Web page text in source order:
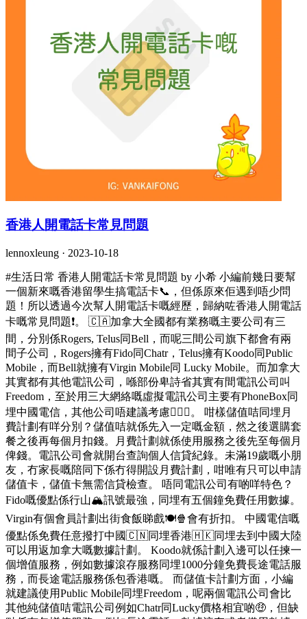
香港人開電話卡常見問題
lennoxleung · 2023-10-18
#生活日常 香港人開電話卡常見問題 by 小希 小編前幾日要幫
一個新來嘅香港留學生搞電話卡📞，但係原來佢遇到唔少問
題！所以透過今次幫人開電話卡嘅經歷，歸納咗香港人開電話
卡嘅常見問題❗️。 🇨🇦加拿大全國都有業務嘅主要公司有三
間，分別係Rogers, Telus同Bell，而呢三間公司旗下都會有兩
間子公司，Rogers擁有Fido同Chatr，Telus擁有Koodo同Public
Mobile，而Bell就擁有Virgin Mobile同 Lucky Mobile。而加拿大
其實都有其他電訊公司，喺部份卑詩省其實有間電訊公司叫
Freedom，至於用三大網絡嘅虛擬電訊公司主要有PhoneBox同
埋中國電信，其他公司唔建議考慮🙅🏻‍♂️。 咁樣儲值咭同埋月
費計劃有咩分別？儲值咭就係先入一定嘅金額，然之後選購套
餐之後再每個月扣錢。月費計劃就係使用服務之後先至每個月
俾錢。電訊公司會就開台查詢個人信貸紀錄。未滿19歲嘅小朋
友，冇家長嘅陪同下係冇得開設月費計劃，咁唯有只可以申請
儲值卡，儲值卡無需信貸檢查。 唔同電訊公司有啲咩特色？
Fido嘅優點係行山🏔️訊號最強，同埋有五個鐘免費任用數據。
Virgin有個會員計劃出街食飯睇戲🍽️🍿會有折扣。 中國電信嘅
優點係免費任意撥打中國🇨🇳同埋香港🇭🇰同埋去到中國大陸
可以用返加拿大嘅數據計劃。 Koodo就係計劃入邊可以任揀一
個增值服務，例如數據滾存服務同埋1000分鐘免費長途電話服
務，而長途電話服務係包香港嘅。 而儲值卡計劃方面，小編
就建議使用Public Mobile同埋Freedom，呢兩個電訊公司會比
其他純儲值咭電訊公司例如Chatr同Lucky價格相宜啲🤑，但缺